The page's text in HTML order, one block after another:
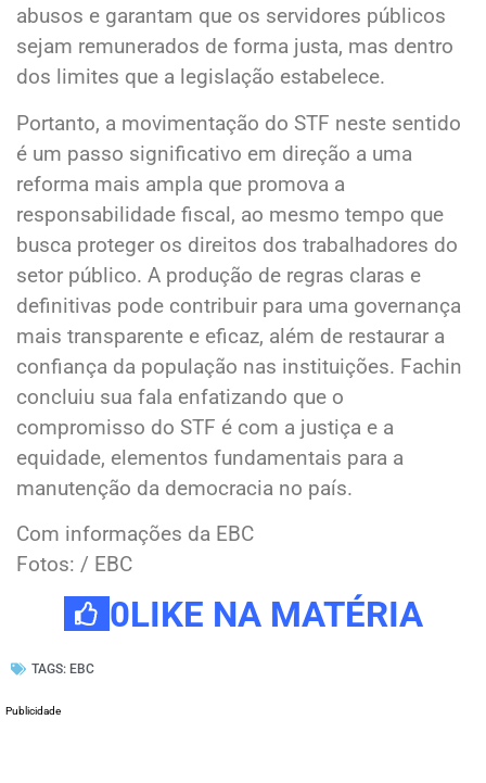
abusos e garantam que os servidores públicos
sejam remunerados de forma justa, mas dentro
dos limites que a legislação estabelece.
Portanto, a movimentação do STF neste sentido
é um passo significativo em direção a uma
reforma mais ampla que promova a
responsabilidade fiscal, ao mesmo tempo que
busca proteger os direitos dos trabalhadores do
setor público. A produção de regras claras e
definitivas pode contribuir para uma governança
mais transparente e eficaz, além de restaurar a
confiança da população nas instituições. Fachin
concluiu sua fala enfatizando que o
compromisso do STF é com a justiça e a
equidade, elementos fundamentais para a
manutenção da democracia no país.
Com informações da EBC
Fotos: / EBC
0LIKE NA MATÉRIA
TAGS: EBC
Publicidade